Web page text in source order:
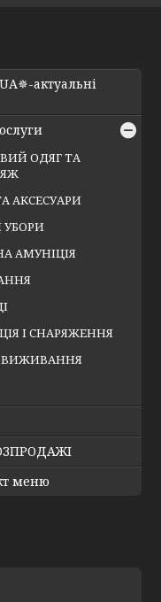
актуальні
ОДЯГ ТА
АКСЕСУАРИ
УБОРИ
АМУНІЦІЯ
І СНАРЯЖЕННЯ
ВИЖИВАННЯ
меню